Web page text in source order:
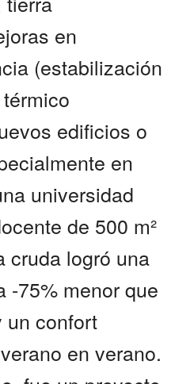
en
(estabilización
edificios o
en
universidad
de 500 m²
cruda logró una
-75% menor que
un confort
en verano.